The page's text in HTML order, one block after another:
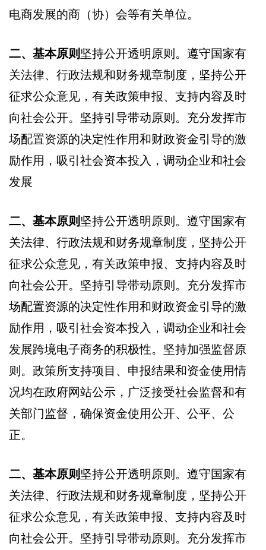
电商发展的商（协）会等有关单位。
二、基本原则 坚持公开透明原则。遵守国家有
关法律、行政法规和财务规章制度，坚持公开
征求公众意见，有关政策申报、支持内容及时
向社会公开。坚持引导带动原则。充分发挥市
场配置资源的决定性作用和财政资金引导的激
励作用，吸引社会资本投入，调动企业和社会
发展
二、基本原则 坚持公开透明原则。遵守国家有
关法律、行政法规和财务规章制度，坚持公开
征求公众意见，有关政策申报、支持内容及时
向社会公开。坚持引导带动原则。充分发挥市
场配置资源的决定性作用和财政资金引导的激
励作用，吸引社会资本投入，调动企业和社会
发展跨境电子商务的积极性。坚持加强监督原
则。政策所支持项目、申报结果和资金使用情
况均在政府网站公示，广泛接受社会监督和有
关部门监督，确保资金使用公开、公平、公
正。
二、基本原则 坚持公开透明原则。遵守国家有
关法律、行政法规和财务规章制度，坚持公开
征求公众意见，有关政策申报、支持内容及时
向社会公开。坚持引导带动原则。充分发挥市